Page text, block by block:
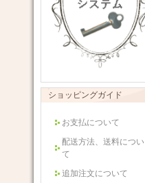
ショッピングガイド
お支払について
配送方法、送料につい
て
追加注文について